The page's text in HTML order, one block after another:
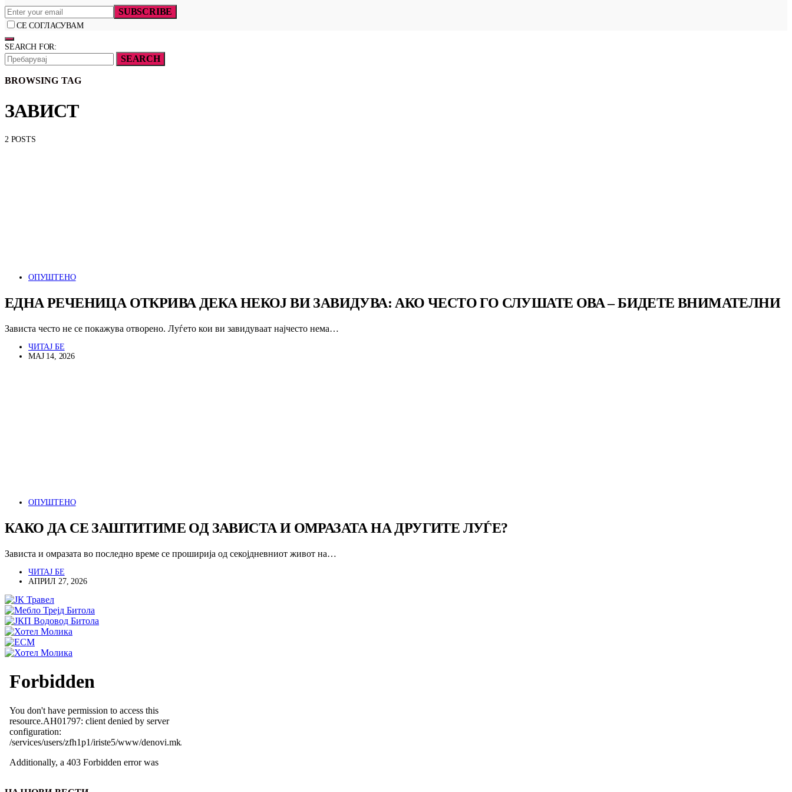
SUBSCRIBE
СЕ СОГЛАСУВАМ
SEARCH FOR:
SEARCH
BROWSING TAG
ЗАВИСТ
2 POSTS
ОПУШТЕНО
ЕДНА РЕЧЕНИЦА ОТКРИВА ДЕКА НЕКОЈ ВИ ЗАВИДУВА: АКО ЧЕСТО ГО СЛУШАТЕ ОВА – БИДЕТЕ ВНИМАТЕЛНИ
Зависта често не се покажува отворено. Луѓето кои ви завидуваат најчесто нема…
ЧИТАЈ БЕ
МАЈ 14, 2026
ОПУШТЕНО
КАКО ДА СЕ ЗАШТИТИМЕ ОД ЗАВИСТА И ОМРАЗАТА НА ДРУГИТЕ ЛУЃЕ?
Зависта и омразата во последно време се проширија од секојдневниот живот на…
ЧИТАЈ БЕ
АПРИЛ 27, 2026